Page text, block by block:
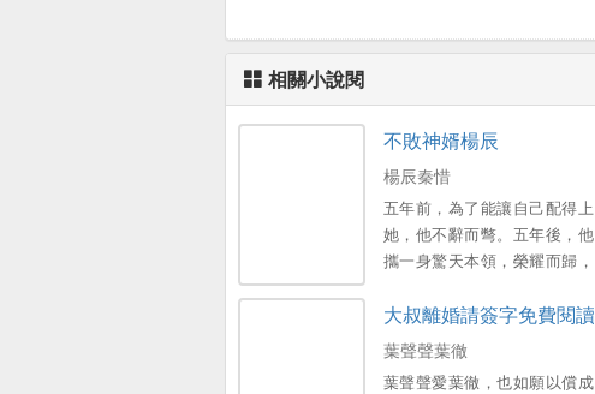
相關小說閱
不敗神婿楊辰
楊辰秦惜
五年前，為了能讓自己配得上
她，他不辭而彆。五年後，他
攜一身驚天本領，榮耀而歸，
了一個女兒。。
大叔離婚請簽字免費閱讀
葉聲聲葉徹
葉聲聲愛葉徹，也如願以償成